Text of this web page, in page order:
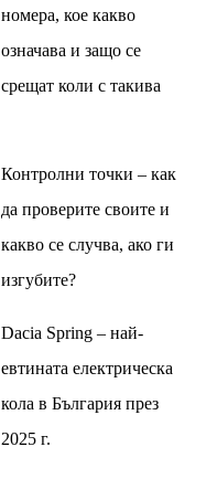
номера, кое какво
означава и защо се
срещат коли с такива
Контролни точки – как
да проверите своите и
какво се случва, ако ги
изгубите?
Dacia Spring – най-
евтината електрическа
кола в България през
2025 г.